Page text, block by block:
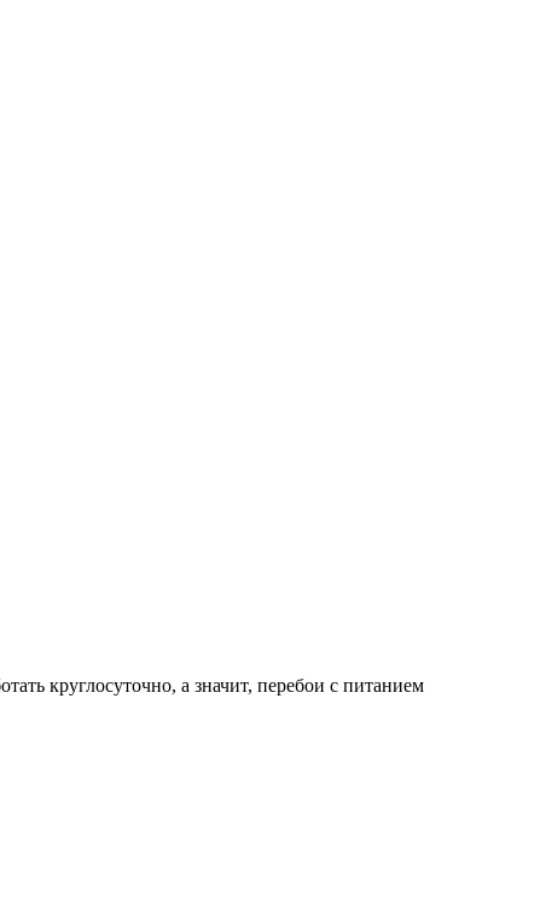
круглосуточно, а значит, перебои с питанием